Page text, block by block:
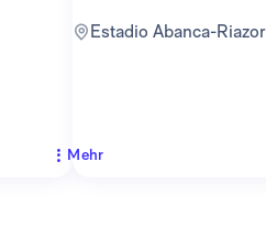
Estadio Abanca-Riazor
Mehr